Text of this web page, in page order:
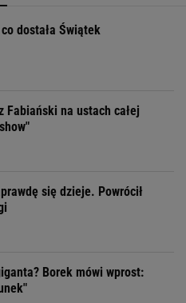
dostała Świątek
Fabiański na ustach całej
się dzieje. Powrócił
Borek mówi wprost: